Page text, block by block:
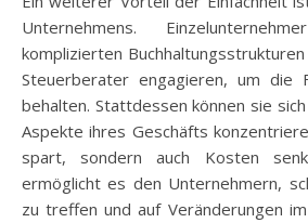
Unternehmens.
komplizierten
Steuerberater engagieren, um die
behalten. Stattdessen können sie
Aspekte ihres Geschäfts
spart, sondern auch Kosten
ermöglicht es den Unternehmern,
zu treffen und auf Veränderungen